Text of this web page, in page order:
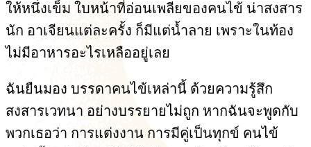
ให้หนึ่งเข็ม ใบหน้าที่อ่อนเพลียของคนไข้ น่าสงสาร
นัก อาเจียนแต่ละครั้ง ก็มีแต่น้ำลาย เพราะในท้อง
ไม่มีอาหารอะไรเหลืออยู่เลย
ฉันยืนมอง บรรดาคนไข้เหล่านี้ ด้วยความรู้สึก
สงสารเวทนา อย่างบรรยายไม่ถูก หากฉันจะพูดกับ
พวกเธอว่า การแต่งงาน การมีคู่เป็นทุกข์ คนไข้